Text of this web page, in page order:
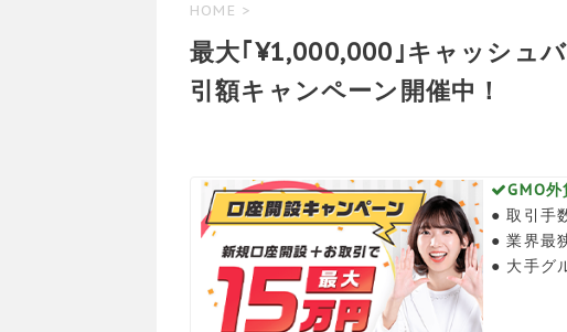
HOME >
最大｢¥1,000,000｣キャッシュ
引額キャンペーン開催中！
GMO
● 取引手
● 業界最
● 大手グ